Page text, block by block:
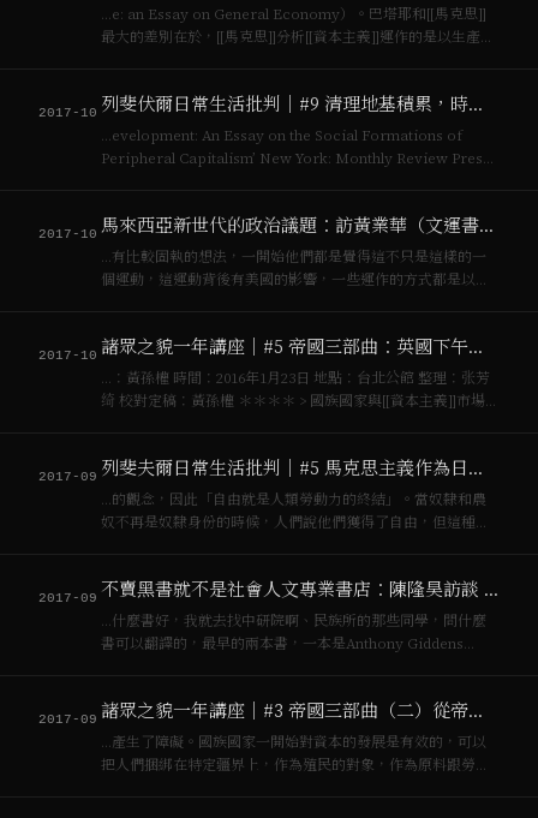
…e: an Essay on General Economy）。巴塔耶和[[馬克思]]
最大的差別在於，[[馬克思]]分析[[資本主義]]運作的是以生產為
2017-10 列斐伏爾日常生活批判｜#9 清理地基積累，時刻與技術宰制的日常生活
…evelopment: An Essay on the Social Formations of
Peripheral Capitalism’ New York: Monthly Review Press.
2017-10 馬來西亞新世代的政治議題：訪黃業華（文運書坊員工）
…有比較固執的想法，一開始他們都是覺得這不只是這樣的一
個運動，這運動背後有美國的影響，一些運作的方式都是以美
的理想。這樣東西就違背整…
2017-10 諸眾之貌一年講座｜#5 帝國三部曲：英國下午茶與印度農場
…：黃孫權 時間：2016年1月23日 地點：台北公館 整理：张芳
绮 校對定稿：黃孫權 ＊＊＊＊ > 國族國家與[[資本主義]]市場在
2017-09 列斐夫爾日常生活批判｜#5 馬克思主義作為日常生活的批判知識
…的觀念，因此「自由就是人類勞動力的終結」。當奴隸和農
奴不再是奴隸身份的時候，人們說他們獲得了自由，但這種
不是奴隸，因為奴隸只可以幫助他的…
2017-09 不賣黑書就不是社會人文專業書店：陳隆昊訪談 (三)
…什麼書好，我就去找中研院啊、民族所的那些同學，問什麼
書可以翻譯的，最早的兩本書，一本是Anthony Giddens
2017-09 諸眾之貌一年講座｜#3 帝國三部曲（二）從帝國主義到帝國
…產生了障礙。國族國家一開始對資本的發展是有效的，可以
把人們捆綁在特定疆界上，作為殖民的對象，作為原料跟勞力